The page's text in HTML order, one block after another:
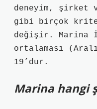
deneyim, şirket
gibi birçok
değişir. Marina
ortalaması
19’dur.
Marina hangi